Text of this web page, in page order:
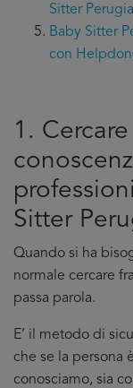
Sitter Perugia
Baby Sitter
con
1.
Sitter
Quando si ha
normale cercare
passa parola.
E’ il metodo di
che se la persona
conosciamo, sia